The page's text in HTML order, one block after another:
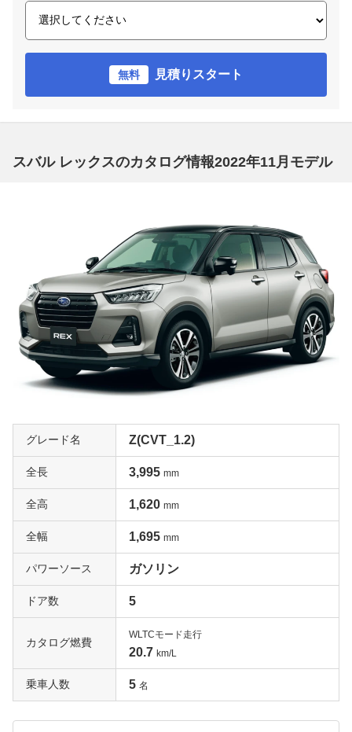
無料 見積りスタート
スバル レックスのカタログ情報2022年11月モデル
グレード名 Z(CVT_1.2)
全長 3,995 mm
全高 1,620 mm
全幅 1,695 mm
パワーソース ガソリン
ドア数 5
カタログ燃費
WLTCモード走行
20.7 km/L
乗車人数 5 名